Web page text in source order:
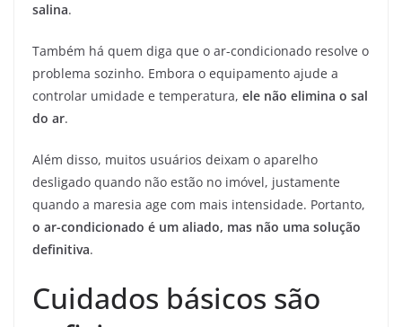
salina.
Também há quem diga que o ar-condicionado resolve o
problema sozinho. Embora o equipamento ajude a
controlar umidade e temperatura, ele não elimina o sal
do ar.
Além disso, muitos usuários deixam o aparelho
desligado quando não estão no imóvel, justamente
quando a maresia age com mais intensidade. Portanto,
o ar-condicionado é um aliado, mas não uma solução
definitiva.
Cuidados básicos são